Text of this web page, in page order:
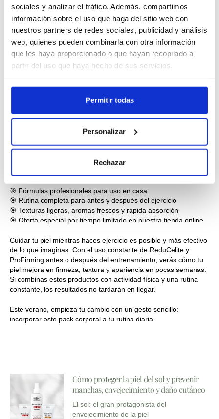
sociales y analizar el tráfico. Además, compartimos
información sobre el uso que haga del sitio web con
nuestros partners de redes sociales, publicidad y análisis
web, quienes pueden combinarla con otra información
que les haya proporcionado o que hayan recopilado a
partir del uso que haya hecho de sus servicios.
Permitir todas
Personalizar
Rechazar
Empezarás a notar resultados visibles en tu pielen los
primeros 30 días: menos celulitis, más firmeza, menos
retención de líquidos y una textura cutánea visiblemente
mejorada.
Pack corporal ReduCelite + ProFirming: tu
rutina para una piel firme este verano
Para facilitar tu rutina, enPressensareunido ambos productos
pack corporal exclusivo , ideal para acompañarte en tu
mujeres activas que quieren cuidar su cuerpo de forma práctica
¿Qué incluye?
ReduCelite Gel Reductor Efecto Calor (250 ml)
🎯 Fórmulas profesionales para uso en casa
🎯 Rutina completa para antes y después del ejercicio
🎯 Texturas ligeras, aromas frescos y rápida absorción
🎯 Oferta especial por tiempo limitado en nuestra tienda online
Cuidar tu piel mientras haces ejercicio es posible y más efectivo
de lo que imaginas. Con el uso constante de ReduCelite y
ProFirming antes o después del entrenamiento, verás cómo tu
piel mejora en firmeza, textura y apariencia en pocas semanas.
Si combinas estos productos con actividad física y una rutina
constante, los resultados no tardarán en llegar.
Este verano, empieza tu cambio con un gesto sencillo:
incorporar este pack corporal a tu rutina diaria.
Cómo proteger la piel del sol y prevenir
manchas, envejecimiento y daño cutáneo
El sol: el gran protagonista del
envejecimiento de la piel